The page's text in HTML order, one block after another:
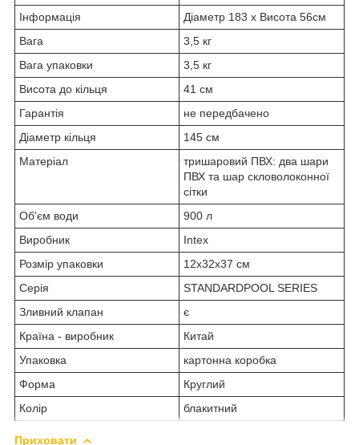
Інформація
Діаметр 183 x Висота 56см
Вага
3,5 кг
Вага упаковки
3,5 кг
Висота до кільця
41 см
Гарантія
не передбачено
Діаметр кільця
145 см
Матеріал
тришаровий ПВХ: два шари
ПВХ та шар скловолоконної
сітки
Об'єм води
900 л
Виробник
Intex
Розмір упаковки
12x32x37 см
Серія
STANDARDPOOL SERIES
Зливний клапан
є
Країна - виробник
Китай
Упаковка
картонна коробка
Форма
Круглий
Колір
блакитний
Приховати